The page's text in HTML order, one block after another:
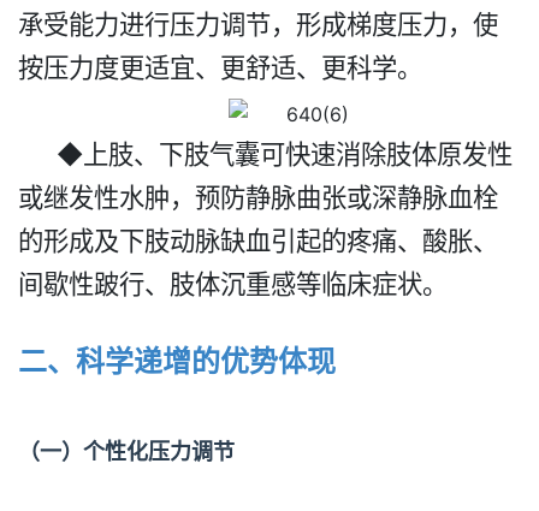
承受能力进行压力调节，形成梯度压力，使
按压力度更适宜、更舒适、更科学。
◆上肢、下肢气囊可快速消除肢体原发性
或继发性水肿，预防静脉曲张或深静脉血栓
的形成及下肢动脉缺血引起的疼痛、酸胀、
间歇性跛行、肢体沉重感等临床症状。
二、科学递增的优势体现
（一）个性化压力调节